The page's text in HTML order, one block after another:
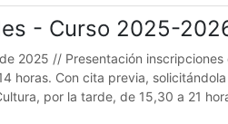
- Curso 2025-
2025 // Presentación inscripciones
horas. Con cita previa,
por la tarde, de 15,30 a 21